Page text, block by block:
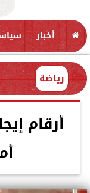
أخبار
رياضة
أرقام